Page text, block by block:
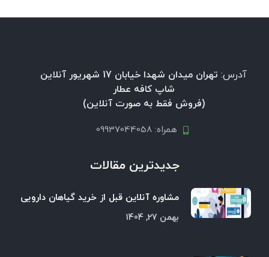
آدرس:
تهران میدان شهدا خیابان 17 شهریور آنلاین
شاپ کافه عطار
(فروش فقط به صورت آنلاین)
همراه: 09937044058
جدیدترین مقالات
مشاوره آنلاین قبل از خرید گیاهان دارویی
بهمن 27, 1404